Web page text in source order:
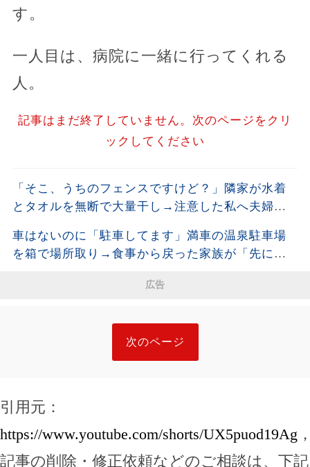
す。
一人目は、病院に一緒に行ってくれる
人。
記事はまだ終了していません。次のページをクリ
ックしてください
「そこ、うちのフェンスですけど？」隣家が水着
とタオルを無断で大量干し→注意した私へ夫婦そ
せると…
車はないのに「駐車してます」満車の温泉駐車場
を箱で場所取り→食事から戻った家族が「先に確
広告
次のページ
引用元：
https://www.youtube.com/shorts/UX5puod19Ag
記事の削除・修正依頼などのご相談は、下記